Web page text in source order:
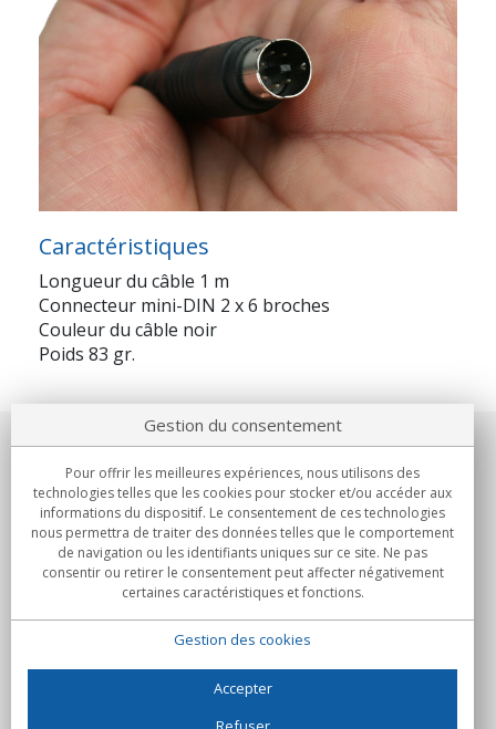
Caractéristiques
Longueur du câble 1 m
Connecteur mini-DIN 2 x 6 broches
Couleur du câble noir
Poids 83 gr.
Notre société
Engagements
Achats
Gestion du consentement
Pour offrir les meilleures expériences, nous utilisons des
technologies telles que les cookies pour stocker et/ou accéder aux
informations du dispositif. Le consentement de ces technologies
nous permettra de traiter des données telles que le comportement
de navigation ou les identifiants uniques sur ce site. Ne pas
consentir ou retirer le consentement peut affecter négativement
certaines caractéristiques et fonctions.
Gestion des cookies
Accepter